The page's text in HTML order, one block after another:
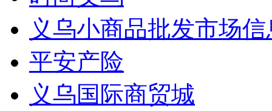
义乌小商品批发市场
平安产险
义乌国际商贸城